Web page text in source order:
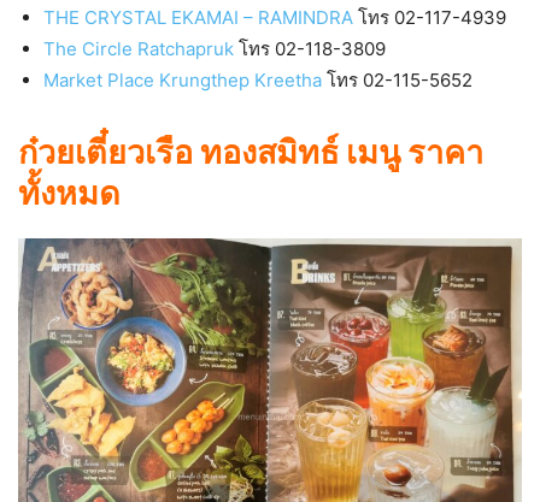
THE CRYSTAL EKAMAI – RAMINDRA โทร 02-117-4939
The Circle Ratchapruk โทร 02-118-3809
Market Place Krungthep Kreetha โทร 02-115-5652
ก๋วยเตี๋ยวเรือ ทองสมิทธ์ เมนู ราคา
ทั้งหมด